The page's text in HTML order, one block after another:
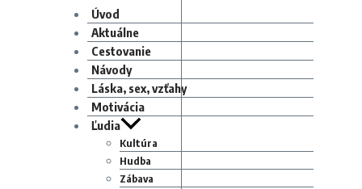
Úvod
Aktuálne
Cestovanie
Návody
Láska, sex, vzťahy
Motivácia
Ľudia
Kultúra
Hudba
Zábava